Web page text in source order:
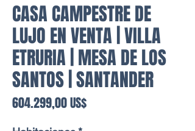
CASA CAMPESTRE DE
LUJO EN VENTA | VILLA
ETRURIA | MESA DE LOS
SANTOS | SANTANDER
604.299,00 US$Precio